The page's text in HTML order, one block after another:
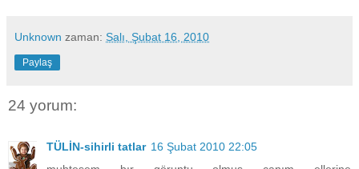
Unknown zaman: Salı, Şubat 16, 2010
Paylaş
24 yorum:
TÜLİN-sihirli tatlar 16 Şubat 2010 22:05